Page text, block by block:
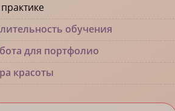
обучения
для портфолио
красоты